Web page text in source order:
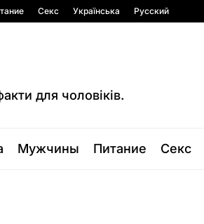
Секс Українська Русский
для чоловіків.
Мужчины Питание Секс